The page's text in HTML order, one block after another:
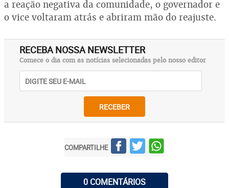
a reação negativa da comunidade, o governador e
o vice voltaram atrás e abriram mão do reajuste.
RECEBA NOSSA NEWSLETTER
Comece o dia com as notícias selecionadas pelo nosso editor
RECEBER
COMPARTILHE
0 COMENTÁRIOS